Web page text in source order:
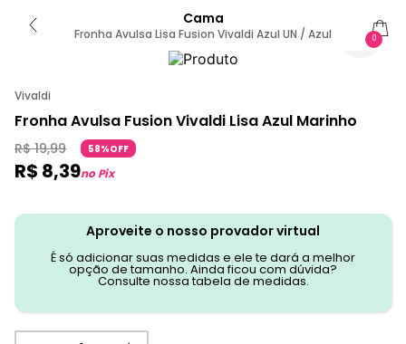
Cama
Fronha Avulsa Lisa Fusion Vivaldi Azul UN / Azul 0
Vivaldi
Fronha Avulsa Fusion Vivaldi Lisa Azul Marinho
R$ 19,99 58%OFF
R$ 8,39no Pix
Aproveite o nosso provador virtual
É só adicionar suas medidas e ele te dará a melhor
opção de tamanho. Ainda ficou com dúvida?
Consulte nossa tabela de medidas.